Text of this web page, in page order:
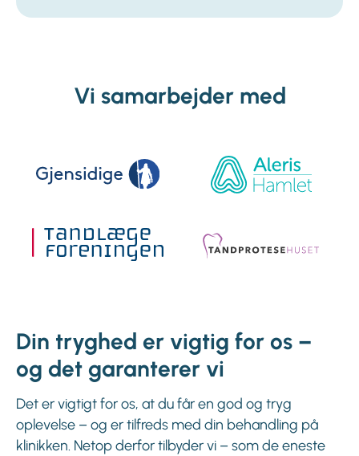
Vi samarbejder med
Din tryghed er vigtig for os –
og det garanterer vi
Det er vigtigt for os, at du får en god og tryg
oplevelse – og er tilfreds med din behandling på
klinikken. Netop derfor tilbyder vi – som de eneste